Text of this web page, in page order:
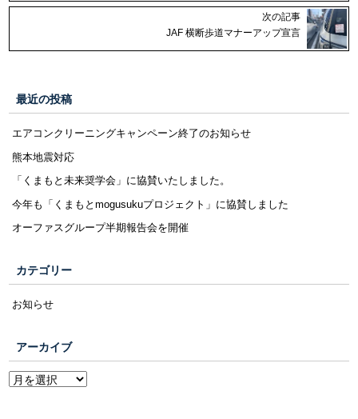
次の記事
JAF 横断歩道マナーアップ宣言
最近の投稿
エアコンクリーニングキャンペーン終了のお知らせ
熊本地震対応
「くまもと未来奨学会」に協賛いたしました。
今年も「くまもとmogusukuプロジェクト」に協賛しました
オーファスグループ半期報告会を開催
カテゴリー
お知らせ
アーカイブ